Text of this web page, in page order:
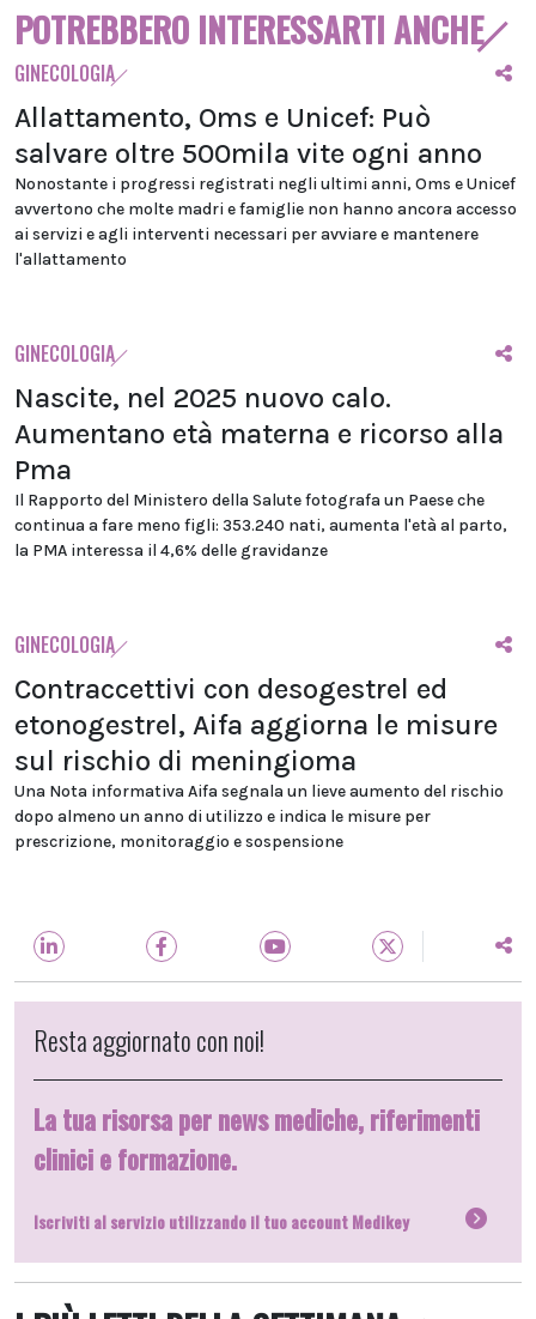
POTREBBERO INTERESSARTI ANCHE
GINECOLOGIA
Allattamento, Oms e Unicef: Può
salvare oltre 500mila vite ogni anno
Nonostante i progressi registrati negli ultimi anni, Oms e Unicef
avvertono che molte madri e famiglie non hanno ancora accesso
ai servizi e agli interventi necessari per avviare e mantenere
l'allattamento
GINECOLOGIA
Nascite, nel 2025 nuovo calo.
Aumentano età materna e ricorso alla
Pma
Il Rapporto del Ministero della Salute fotografa un Paese che
continua a fare meno figli: 353.240 nati, aumenta l'età al parto,
la PMA interessa il 4,6% delle gravidanze
GINECOLOGIA
Contraccettivi con desogestrel ed
etonogestrel, Aifa aggiorna le misure
sul rischio di meningioma
Una Nota informativa Aifa segnala un lieve aumento del rischio
dopo almeno un anno di utilizzo e indica le misure per
prescrizione, monitoraggio e sospensione
Resta aggiornato con noi!
La tua risorsa per news mediche, riferimenti
clinici e formazione.
Iscriviti al servizio utilizzando il tuo account Medikey